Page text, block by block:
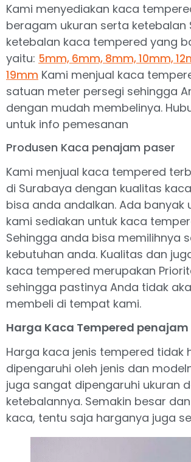
Kami menyediakan kaca
beragam ukuran serta ketebalan
ketebalan kaca tempered yang
yaitu: 5mm, 6mm, 8mm, 10mm,
19mm Kami menjual kaca
satuan meter persegi sehingga
dengan mudah membelinya.
untuk info pemesanan
Produsen Kaca penajam paser
Kami menjual kaca tempered
di Surabaya dengan kualitas
bisa anda andalkan. Ada banyak
kami sediakan untuk kaca
Sehingga anda bisa memilihnya
kebutuhan anda. Kualitas dan
kaca tempered merupakan
sehingga pastinya Anda tidak
membeli di tempat kami.
Harga Kaca Tempered
Harga kaca jenis tempered tidak
dipengaruhi oleh jenis dan
juga sangat dipengaruhi ukuran
ketebalannya. Semakin besar
kaca, tentu saja harganya juga